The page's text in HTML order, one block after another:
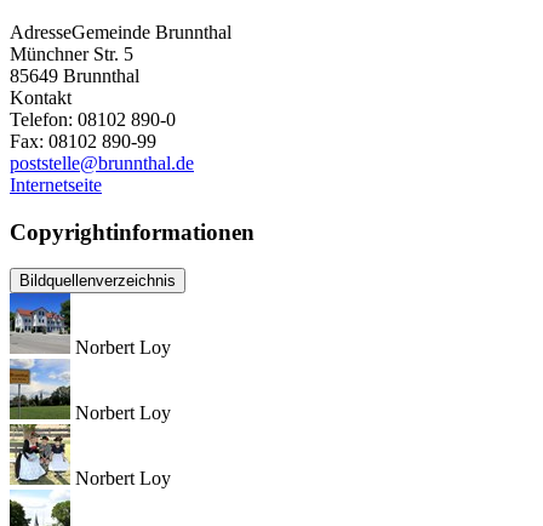
AdresseGemeinde Brunnthal
Münchner Str. 5
85649 Brunnthal
Kontakt
Telefon: 08102 890-0
Fax: 08102 890-99
poststelle@brunnthal.de
Internetseite
Copyrightinformationen
Bildquellenverzeichnis
Norbert Loy
Norbert Loy
Norbert Loy